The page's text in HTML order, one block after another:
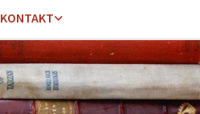
KONTAKT